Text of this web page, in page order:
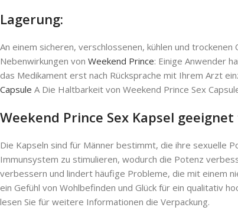
Lagerung:
An einem sicheren, verschlossenen, kühlen und
Nebenwirkungen von Weekend Prince: Einige Anwender
das Medikament erst nach Rücksprache mit Ihrem Arzt
Capsule A Die Haltbarkeit von Weekend Prince Sex
Weekend Prince Sex Kapsel
Die Kapseln sind für Männer bestimmt, die ihre sexuelle
Immunsystem zu stimulieren, wodurch die Potenz
verbessern und lindert häufige Probleme, die mit einem
ein Gefühl von Wohlbefinden und Glück für ein qualitativ
lesen Sie für weitere Informationen die Verpackung.